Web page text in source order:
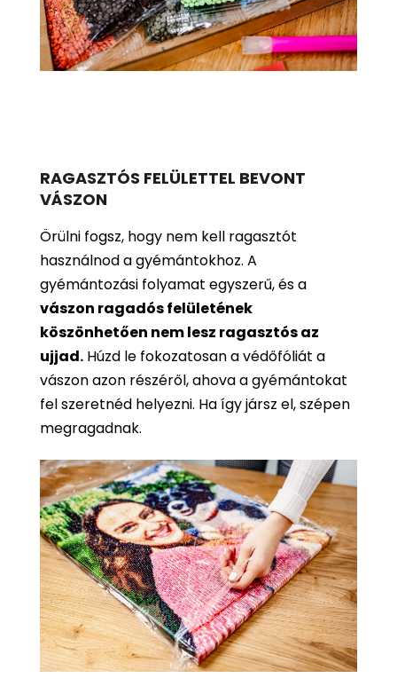
RAGASZTÓS FELÜLETTEL BEVONT
VÁSZON
Örülni fogsz, hogy nem kell ragasztót
használnod a gyémántokhoz. A
gyémántozási folyamat egyszerű, és a
vászon ragadós felületének
köszönhetően nem lesz ragasztós az
ujjad. Húzd le fokozatosan a védőfóliát a
vászon azon részéről, ahova a gyémántokat
fel szeretnéd helyezni. Ha így jársz el, szépen
megragadnak.